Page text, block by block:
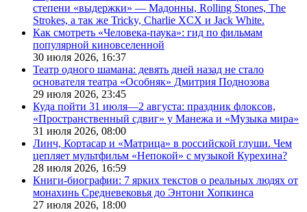
степени «выдержки» — Мадонны, Rolling Stones, The
Strokes, а так же Tricky, Charlie XCX и Jack White.
Как смотреть «Человека-паука»: гид по фильмам
популярной киновселенной
30 июля 2026, 16:37
Театр одного шамана: девять дней назад не стало
основателя театра «Особняк» Дмитрия Поднозова
29 июля 2026, 23:45
Куда пойти 31 июля—2 августа: праздник флоксов,
«Пространственный сдвиг» у Манежа и «Музыка мира»
31 июля 2026, 08:00
Линч, Кортасар и «Матрица» в российской глуши. Чем
цепляет мультфильм «Непокой» с музыкой Курехина?
28 июля 2026, 16:59
Книги-биографии: 7 ярких текстов о реальных людях от
монахинь Средневековья до Энтони Хопкинса
27 июля 2026, 18:00